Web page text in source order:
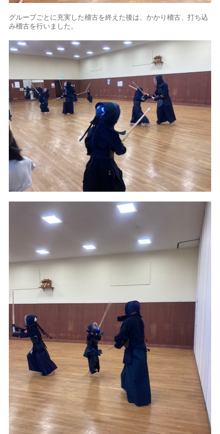
グループごとに充実した稽古を終えた後は、かかり稽古、打ち込
み稽古を行いました。